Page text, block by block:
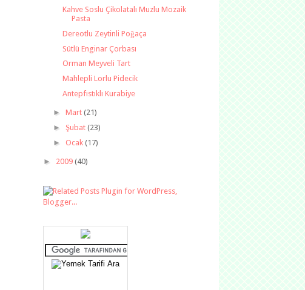
Kahve Soslu Çikolatalı Muzlu Mozaik
Pasta
Dereotlu Zeytinli Poğaça
Sütlü Enginar Çorbası
Orman Meyveli Tart
Mahlepli Lorlu Pidecik
Antepfıstıklı Kurabiye
► Mart (21)
► Şubat (23)
► Ocak (17)
► 2009 (40)